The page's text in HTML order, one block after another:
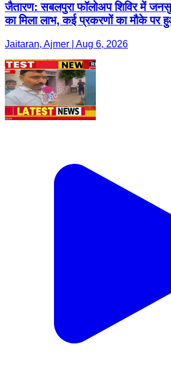
जैतारण: सबलपुरा फॉलोअप शिविर में
का मिला लाभ, कई प्रकरणों का मौके पर
Jaitaran, Ajmer | Aug 6, 2026